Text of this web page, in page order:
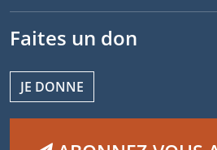
Faites un don
JE DONNE